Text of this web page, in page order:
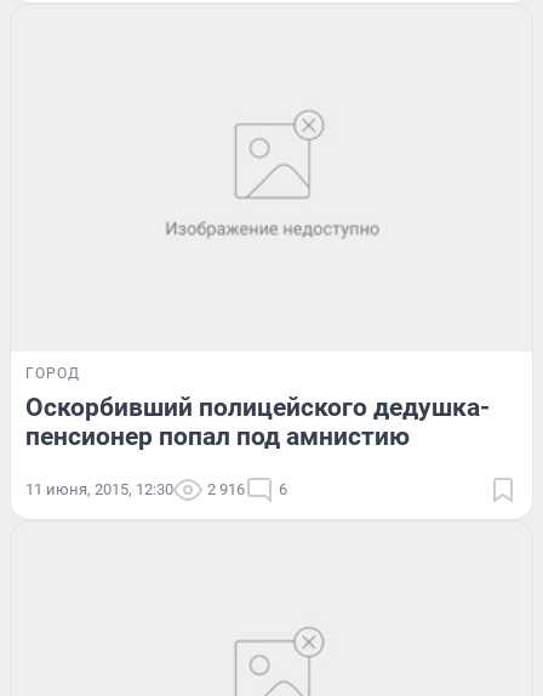
ГОРОД
Оскорбивший полицейского дедушка-
пенсионер попал под амнистию
11 июня, 2015, 12:30 2 916 6